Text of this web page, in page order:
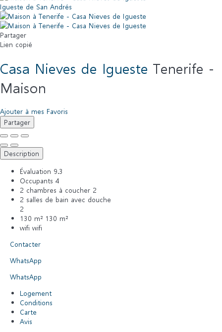
Igueste de San Andrés
Partager
Lien copié
Casa Nieves de Igueste Tenerife -
Maison
Ajouter à mes Favoris
Partager
Description
Évaluation 9.3
Occupants 4
2 chambres à coucher 2
2 salles de bain avec douche
2
130 m² 130 m²
wifi wifi
Contacter
WhatsApp
WhatsApp
Logement
Conditions
Carte
Avis